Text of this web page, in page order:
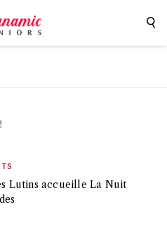
Lutins accueille La Nuit